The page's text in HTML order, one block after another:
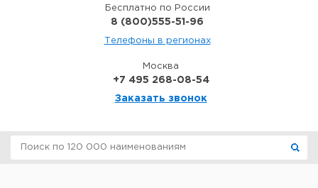
Бесплатно по России
8 (800)555-51-96
Телефоны в регионах
Москва
+7 495 268-08-54
Заказать звонок